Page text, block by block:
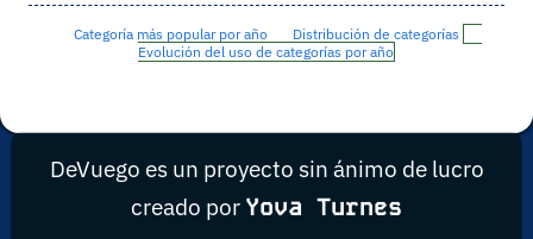
Categoría más popular por año
Distribución de categorías
Evolución del uso de categorías por año
DeVuego es un proyecto sin ánimo de lucro
creado por Yova Turnes